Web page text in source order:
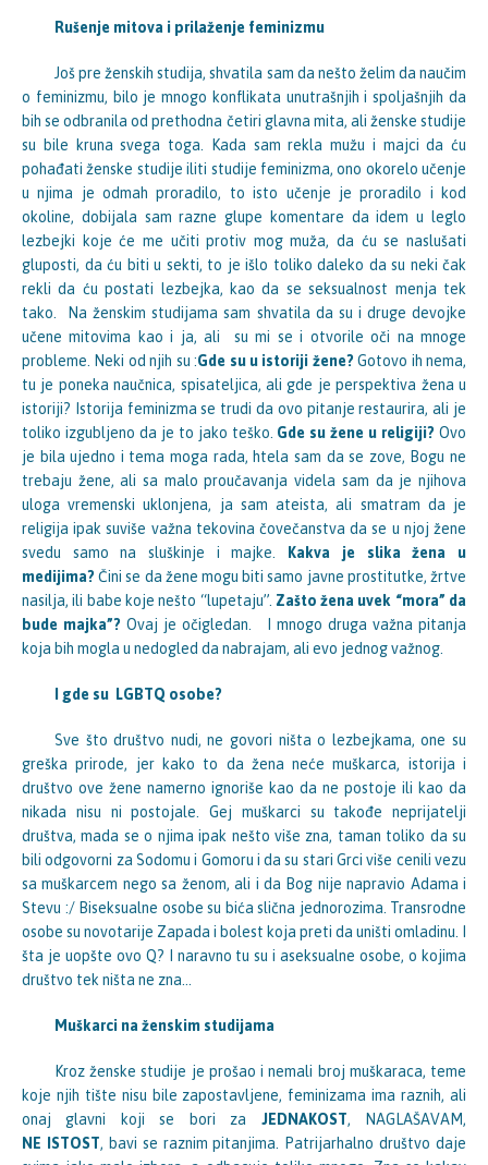
Rušenje mitova i prilaženje feminizmu
Još pre ženskih studija, shvatila sam da nešto želim da naučim
o feminizmu, bilo je mnogo konflikata unutrašnjih i spoljašnjih da
bih se odbranila od prethodna četiri glavna mita, ali ženske studije
su bile kruna svega toga. Kada sam rekla mužu i majci da ću
pohađati ženske studije iliti studije feminizma, ono okorelo učenje
u njima je odmah proradilo, to isto učenje je proradilo i kod
okoline, dobijala sam razne glupe komentare da idem u leglo
lezbejki koje će me učiti protiv mog muža, da ću se naslušati
gluposti, da ću biti u sekti, to je išlo toliko daleko da su neki čak
rekli da ću postati lezbejka, kao da se seksualnost menja tek
tako. Na ženskim studijama sam shvatila da su i druge devojke
učene mitovima kao i ja, ali su mi se i otvorile oči na mnoge
probleme. Neki od njih su :Gde su u istoriji žene? Gotovo ih nema,
tu je poneka naučnica, spisateljica, ali gde je perspektiva žena u
istoriji? Istorija feminizma se trudi da ovo pitanje restaurira, ali je
toliko izgubljeno da je to jako teško. Gde su žene u religiji? Ovo
je bila ujedno i tema moga rada, htela sam da se zove, Bogu ne
trebaju žene, ali sa malo proučavanja videla sam da je njihova
uloga vremenski uklonjena, ja sam ateista, ali smatram da je
religija ipak suviše važna tekovina čovečanstva da se u njoj žene
svedu samo na sluškinje i majke. Kakva je slika žena u
medijima?Čini se da žene mogu biti samo javne prostitutke, žrtve
nasilja, ili babe koje nešto “lupetaju”. Zašto žena uvek “mora” da
bude majka”? Ovaj je očigledan.
I mnogo druga važna pitanja
koja bih mogla u nedogled da nabrajam, ali evo jednog važnog.
I gde su LGBTQ osobe?
Sve što društvo nudi, ne govori ništa o lezbejkama, one su
greška prirode, jer kako to da žena neće muškarca, istorija i
društvo ove žene namerno ignoriše kao da ne postoje ili kao da
nikada nisu ni postojale. Gej muškarci su takođe neprijatelji
društva, mada se o njima ipak nešto više zna, taman toliko da su
bili odgovorni za Sodomu i Gomoru i da su stari Grci više cenili vezu
sa muškarcem nego sa ženom, ali i da Bog nije napravio Adama i
Stevu :/ Biseksualne osobe su bića slična jednorozima. Transrodne
osobe su novotarije Zapada i bolest koja preti da uništi omladinu. I
šta je uopšte ovo Q? I naravno tu su i aseksualne osobe, o kojima
društvo tek ništa ne zna…
Muškarci na ženskim studijama
Kroz ženske studije je prošao i nemali broj muškaraca, teme
koje njih tište nisu bile zapostavljene, feminizama ima raznih, ali
onaj glavni koji se bori za JEDNAKOST, NAGLAŠAVAM,
NE ISTOST, bavi se raznim pitanjima. Patrijarhalno društvo daje